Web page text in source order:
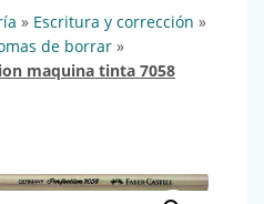
» escritura y corrección »
de borrar »